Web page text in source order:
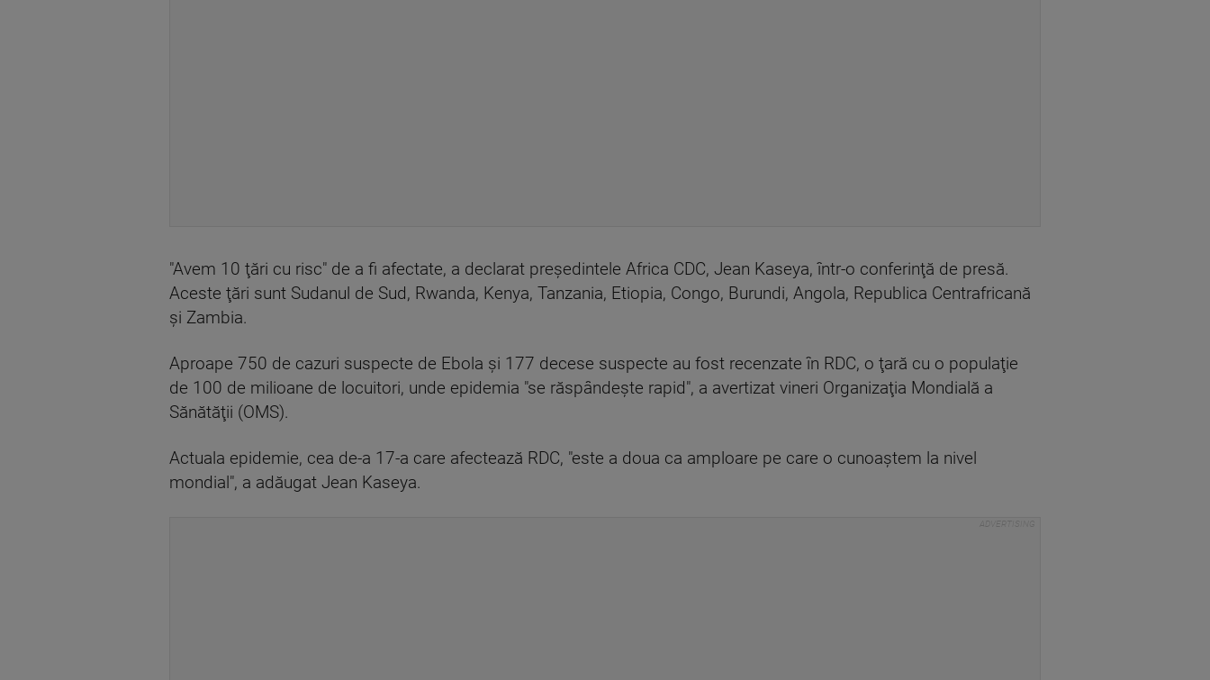
"Avem 10 ţări cu risc" de a fi afectate, a declarat preşedintele Africa CDC, Jean Kaseya, într-o conferinţă de presă.
Aceste ţări sunt Sudanul de Sud, Rwanda, Kenya, Tanzania, Etiopia, Congo, Burundi, Angola, Republica Centrafricană
şi Zambia.
Aproape 750 de cazuri suspecte de Ebola şi 177 decese suspecte au fost recenzate în RDC, o ţară cu o populaţie
de 100 de milioane de locuitori, unde epidemia "se răspândeşte rapid", a avertizat vineri Organizaţia Mondială a
Sănătăţii (OMS).
Actuala epidemie, cea de-a 17-a care afectează RDC, "este a doua ca amploare pe care o cunoaştem la nivel
mondial", a adăugat Jean Kaseya.